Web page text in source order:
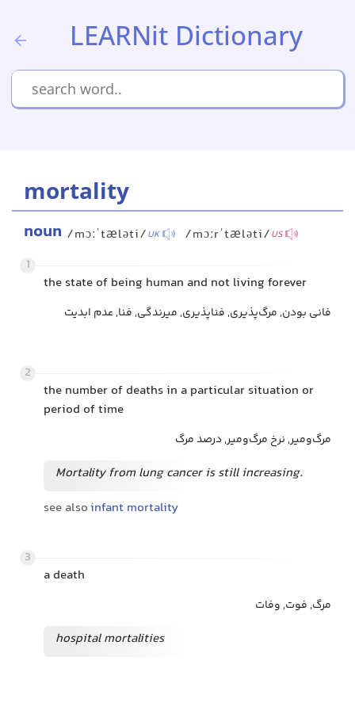
LEARNit Dictionary
mortality
noun /mɔːˈtæləti/UK /mɔːrˈtæləti/US
1
the state of being human and not living forever
فانی بودن, مرگ‌پذیری, فناپذیری, میرندگی, فنا, عدم ابدیت
2
the number of deaths in a particular situation or
period of time
مرگ‌ومیر, نرخ مرگ‌ومیر, درصد مرگ
Mortality from lung cancer is still increasing.
see also infant mortality
3
a death
مرگ, فوت, وفات
hospital mortalities